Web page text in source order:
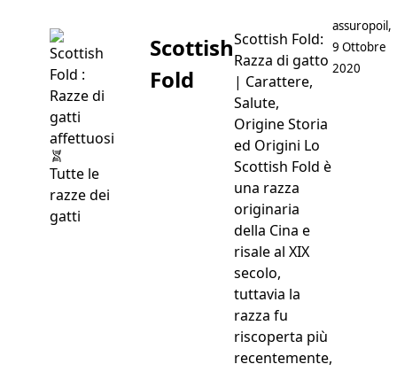
Tutte le
razze dei
gatti
Scottish
Fold
Scottish Fold:
Razza di gatto
| Carattere,
Salute,
Origine Storia
ed Origini Lo
Scottish Fold è
una razza
originaria
della Cina e
risale al XIX
secolo,
tuttavia la
razza fu
riscoperta più
recentemente,
Postato da
assuropoil,
9 Ottobre
2020